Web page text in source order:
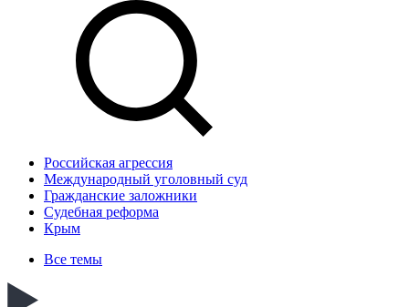
Российская агрессия
Международный уголовный суд
Гражданские заложники
Судебная реформа
Крым
Все темы